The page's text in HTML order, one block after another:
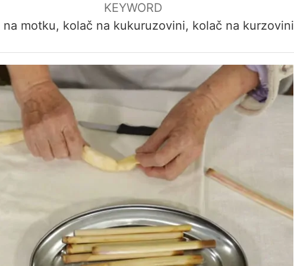
KEYWORD
na motku, kolač na kukuruzovini, kolač na kurzovini